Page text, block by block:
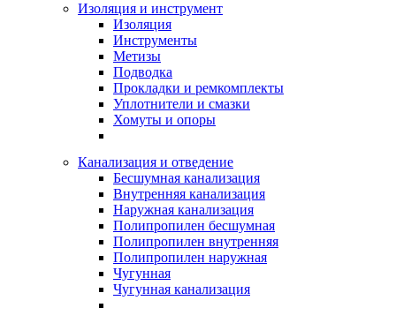
Изоляция и инструмент
Изоляция
Инструменты
Метизы
Подводка
Прокладки и ремкомплекты
Уплотнители и смазки
Хомуты и опоры
Канализация и отведение
Бесшумная канализация
Внутренняя канализация
Наружная канализация
Полипропилен бесшумная
Полипропилен внутренняя
Полипропилен наружная
Чугунная
Чугунная канализация